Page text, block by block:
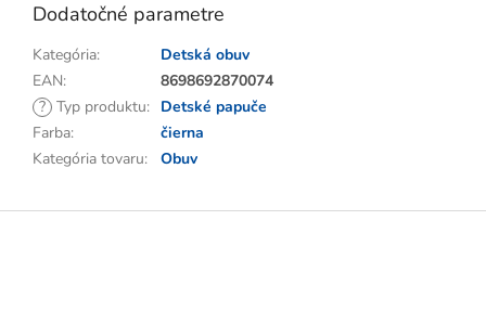
Dodatočné parametre
Kategória:
Detská obuv
EAN:
8698692870074
? Typ produktu: Detské papuče
Farba:
čierna
Kategória tovaru: Obuv
Z